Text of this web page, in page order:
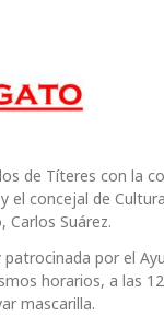
de Títeres con la
el concejal de
Carlos Suárez.
por el
horarios, a las
mascarilla.